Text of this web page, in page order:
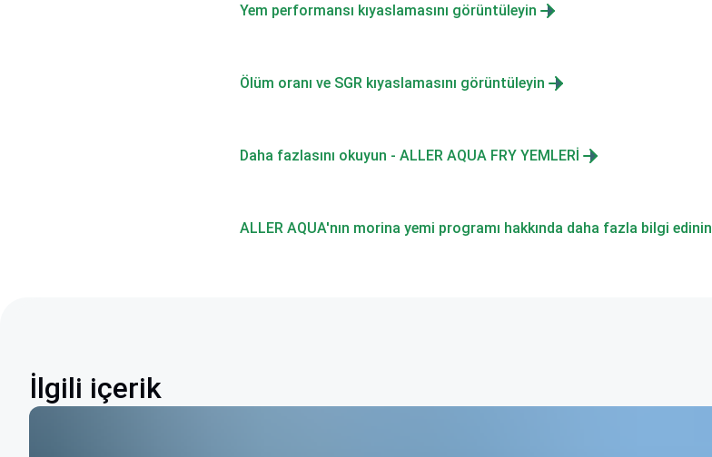
Yem performansı kıyaslamasını görüntüleyin
Ölüm oranı ve SGR kıyaslamasını görüntüleyin
Daha fazlasını okuyun - ALLER AQUA FRY YEMLERİ
ALLER AQUA'nın morina yemi programı hakkında daha fazla bilgi edinin
İlgili içerik